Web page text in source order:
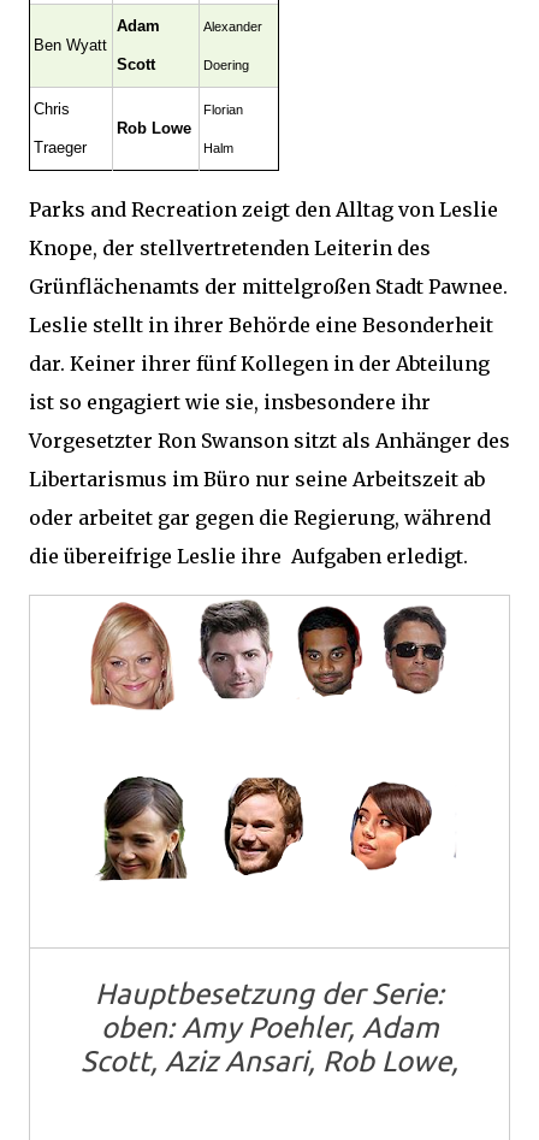
Ben Wyatt
Adam
Scott
Alexander
Doering
Chris
Traeger
Rob Lowe
Florian
Halm
Parks and Recreation zeigt den Alltag von Leslie
Knope, der stellvertretenden Leiterin des
Grünflächenamts der mittelgroßen Stadt Pawnee.
Leslie stellt in ihrer Behörde eine Besonderheit
dar. Keiner ihrer fünf Kollegen in der Abteilung
ist so engagiert wie sie, insbesondere ihr
Vorgesetzter Ron Swanson sitzt als Anhänger des
Libertarismus im Büro nur seine Arbeitszeit ab
oder arbeitet gar gegen die Regierung, während
die übereifrige Leslie ihre Aufgaben erledigt.
Hauptbesetzung der Serie:
oben: Amy Poehler, Adam
Scott, Aziz Ansari, Rob Lowe,